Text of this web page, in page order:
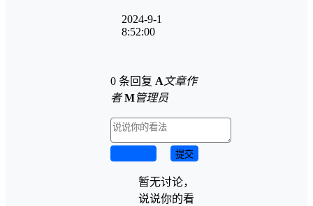
2024-9-1
8:52:00
0 条回复 A 文章作
者 M管理员
提交
暂无讨论，
说说你的看